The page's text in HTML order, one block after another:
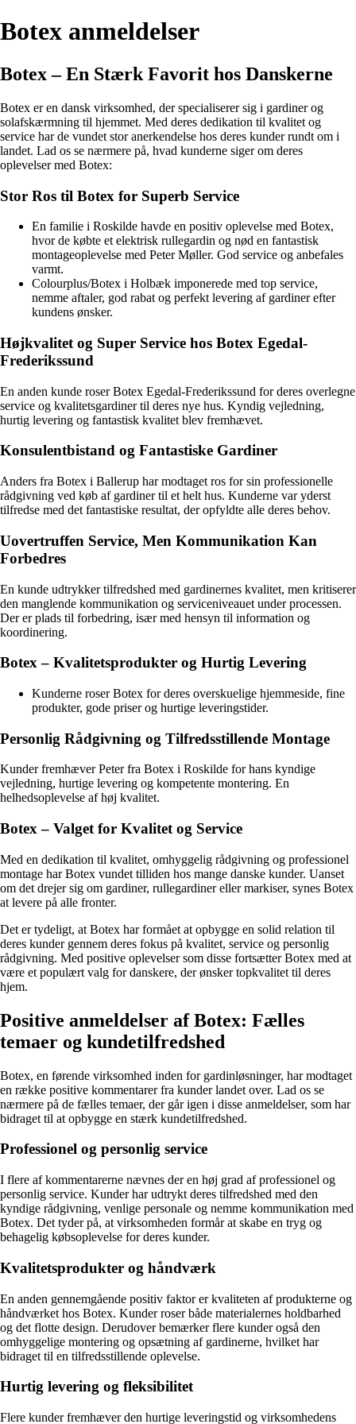
Botex anmeldelser
Botex – En Stærk Favorit hos Danskerne
Botex er en dansk virksomhed, der specialiserer sig i gardiner og
solafskærmning til hjemmet. Med deres dedikation til kvalitet og
service har de vundet stor anerkendelse hos deres kunder rundt om i
landet. Lad os se nærmere på, hvad kunderne siger om deres
oplevelser med Botex:
Stor Ros til Botex for Superb Service
En familie i Roskilde havde en positiv oplevelse med Botex,
hvor de købte et elektrisk rullegardin og nød en fantastisk
montageoplevelse med Peter Møller. God service og anbefales
varmt.
Colourplus/Botex i Holbæk imponerede med top service,
nemme aftaler, god rabat og perfekt levering af gardiner efter
kundens ønsker.
Højkvalitet og Super Service hos Botex Egedal-
Frederikssund
En anden kunde roser Botex Egedal-Frederikssund for deres overlegne
service og kvalitetsgardiner til deres nye hus. Kyndig vejledning,
hurtig levering og fantastisk kvalitet blev fremhævet.
Konsulentbistand og Fantastiske Gardiner
Anders fra Botex i Ballerup har modtaget ros for sin professionelle
rådgivning ved køb af gardiner til et helt hus. Kunderne var yderst
tilfredse med det fantastiske resultat, der opfyldte alle deres behov.
Uovertruffen Service, Men Kommunikation Kan
Forbedres
En kunde udtrykker tilfredshed med gardinernes kvalitet, men kritiserer
den manglende kommunikation og serviceniveauet under processen.
Der er plads til forbedring, især med hensyn til information og
koordinering.
Botex – Kvalitetsprodukter og Hurtig Levering
Kunderne roser Botex for deres overskuelige hjemmeside, fine
produkter, gode priser og hurtige leveringstider.
Personlig Rådgivning og Tilfredsstillende Montage
Kunder fremhæver Peter fra Botex i Roskilde for hans kyndige
vejledning, hurtige levering og kompetente montering. En
helhedsoplevelse af høj kvalitet.
Botex – Valget for Kvalitet og Service
Med en dedikation til kvalitet, omhyggelig rådgivning og professionel
montage har Botex vundet tilliden hos mange danske kunder. Uanset
om det drejer sig om gardiner, rullegardiner eller markiser, synes Botex
at levere på alle fronter.
Det er tydeligt, at Botex har formået at opbygge en solid relation til
deres kunder gennem deres fokus på kvalitet, service og personlig
rådgivning. Med positive oplevelser som disse fortsætter Botex med at
være et populært valg for danskere, der ønsker topkvalitet til deres
hjem.
Positive anmeldelser af Botex: Fælles
temaer og kundetilfredshed
Botex, en førende virksomhed inden for gardinløsninger, har modtaget
en række positive kommentarer fra kunder landet over. Lad os se
nærmere på de fælles temaer, der går igen i disse anmeldelser, som har
bidraget til at opbygge en stærk kundetilfredshed.
Professionel og personlig service
I flere af kommentarerne nævnes der en høj grad af professionel og
personlig service. Kunder har udtrykt deres tilfredshed med den
kyndige rådgivning, venlige personale og nemme kommunikation med
Botex. Det tyder på, at virksomheden formår at skabe en tryg og
behagelig købsoplevelse for deres kunder.
Kvalitetsprodukter og håndværk
En anden gennemgående positiv faktor er kvaliteten af produkterne og
håndværket hos Botex. Kunder roser både materialernes holdbarhed
og det flotte design. Derudover bemærker flere kunder også den
omhyggelige montering og opsætning af gardinerne, hvilket har
bidraget til en tilfredsstillende oplevelse.
Hurtig levering og fleksibilitet
Flere kunder fremhæver den hurtige leveringstid og virksomhedens